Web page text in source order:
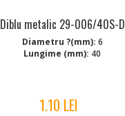
Diblu metalic 29-006/40S-D
Diametru ?(mm): 6
Lungime (mm): 40
1.10 LEI